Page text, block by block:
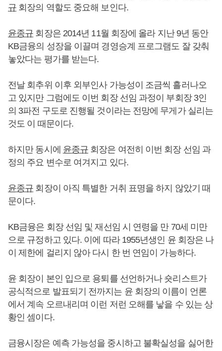
규 회장의 역할도 중요해 보인다.
윤종규 회장은 2014년 11월 회장에 올라 지난 9년 동안
KB금융의 성장을 이끌며 경영승계 프로그램도 잘 갖춰
놓았다는 평가를 받는다.
전날 회추위 이후 외부인사 가능성이 조금씩 흘러나오
고 있지만 그럼에도 이번 회장 선임 과정이 부회장 3인
의 3파전 구도로 진행될 것이라는 전망에 무게가 실리는
것도 이 때문이다.
하지만 동시에 윤종규 회장은 여전히 이번 회장 선임 과
정의 주요 변수로 여겨지고 있다.
윤종규 회장이 아직 특별한 거취 표명을 하지 않았기 때
문이다.
KB금융은 회장 선임 및 재선임 시 연령을 만 70세 미만
으로 규정하고 있다. 이에 따라 1955년생인 윤 회장은 나
이 제한에 걸리지 않아 다시 한 번 연임이 가능하다.
윤 회장이 본인 입으로 용퇴를 선언하거나 숏리스트가
공식적으로 발표되기 전까지는 윤 회장의 이름이 언론
에서 계속 오르내리며 이런 저런 오해를 낳을 수 있는 상
황인 셈이다.
금융시장은 예측 가능성을 중시하고 불확실성을 싫어한